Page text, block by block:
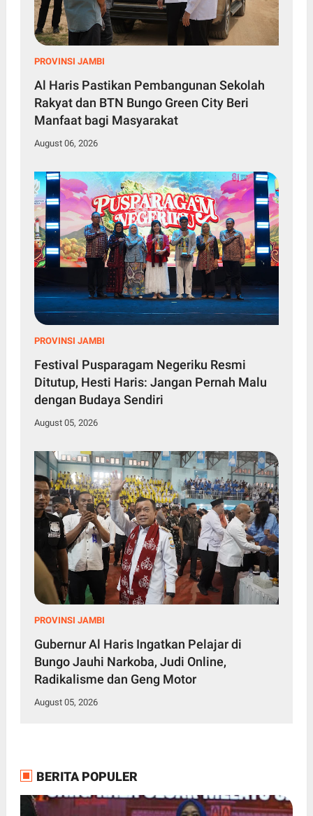
PROVINSI JAMBI
Al Haris Pastikan Pembangunan Sekolah
Rakyat dan BTN Bungo Green City Beri
Manfaat bagi Masyarakat
August 06, 2026
PROVINSI JAMBI
Festival Pusparagam Negeriku Resmi
Ditutup, Hesti Haris: Jangan Pernah Malu
dengan Budaya Sendiri
August 05, 2026
PROVINSI JAMBI
Gubernur Al Haris Ingatkan Pelajar di
Bungo Jauhi Narkoba, Judi Online,
Radikalisme dan Geng Motor
August 05, 2026
BERITA POPULER